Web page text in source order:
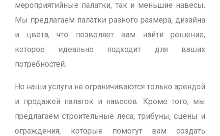
мероприятийные палатки, так и меньшие навесы.
Мы предлагаем палатки разного размера, дизайна
и цвета, что позволяет вам найти решение,
которое идеально подходит для ваших
потребностей.
Но наши услуги не ограничиваются только арендой
и продажей палаток и навесов. Кроме того, мы
предлагаем строительные леса, трибуны, сцены и
ограждения, которые помогут вам создать